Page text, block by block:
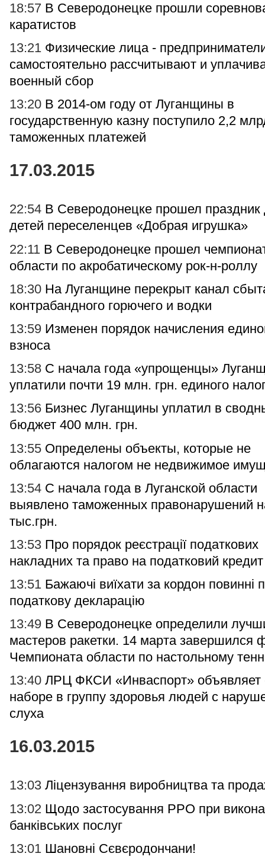
18:57 В Северодонецке прошли
каратистов
13:21 Физические лица -
самостоятельно рассчитывают и
военный сбор
13:20 В 2014-ом году от Луганщины в
государственную казну поступило 2,2
таможенных платежей
17.03.2015
22:54 В Северодонецке прошел праздник
детей переселенцев «Добрая игрушка»
22:11 В Северодонецке прошел
области по акробатическому рок-н-роллу
18:30 На Луганщине перекрыт канал
контрабандного горючего и водки
13:59 Изменен порядок начисления
взноса
13:58 С начала года «упрощенцы»
уплатили почти 19 млн. грн. единого
13:56 Бизнес Луганщины уплатил в
бюджет 400 млн. грн.
13:55 Определены объекты, которые не
облагаются налогом не недвижимое
13:54 С начала года в Луганской области
выявлено таможенных правонарушений
тыс.грн.
13:53 Про порядок реєстрації податкових
накладних та право на податковий кредит
13:51 Бажаючі виїхати за кордон повинні
податкову декларацію
13:49 В Северодонецке определили
мастеров ракетки. 14 марта завершился
Чемпионата области по настольному
13:40 ЛРЦ ФКСИ «Инваспорт» объявляет
наборе в группу здоровья людей с
слуха
16.03.2015
13:03 Ліцензування виробництва та
13:02 Щодо застосування РРО при
банківських послуг
13:01 Шановні Сєвєродончани!